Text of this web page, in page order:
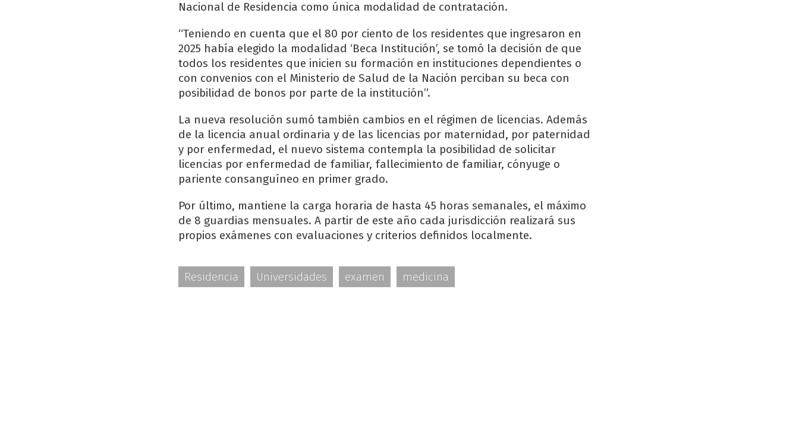
Nacional de Residencia como única modalidad de contratación.
“Teniendo en cuenta que el 80 por ciento de los residentes que ingresaron en
2025 había elegido la modalidad ‘Beca Institución’, se tomó la decisión de que
todos los residentes que inicien su formación en instituciones dependientes o
con convenios con el Ministerio de Salud de la Nación perciban su beca con
posibilidad de bonos por parte de la institución”.
La nueva resolución sumó también cambios en el régimen de licencias. Además
de la licencia anual ordinaria y de las licencias por maternidad, por paternidad
y por enfermedad, el nuevo sistema contempla la posibilidad de solicitar
licencias por enfermedad de familiar, fallecimiento de familiar, cónyuge o
pariente consanguíneo en primer grado.
Por último, mantiene la carga horaria de hasta 45 horas semanales, el máximo
de 8 guardias mensuales. A partir de este año cada jurisdicción realizará sus
propios exámenes con evaluaciones y criterios definidos localmente.
Residencia Universidades examen medicina